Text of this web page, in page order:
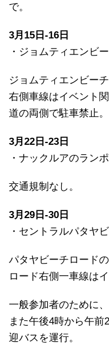
で。
3月15日-16日
・ジョムティエンビ
ジョムティエンビー
右側車線はイベント
道の両側で駐車禁止。
3月22日-23日
・ナックルアのラン
交通規制なし。
3月29日-30日
・セントラルパタヤ
パタヤビーチロード
ロード右側一車線は
一般参加者のために
また午後4時から午
迎バスを運行。